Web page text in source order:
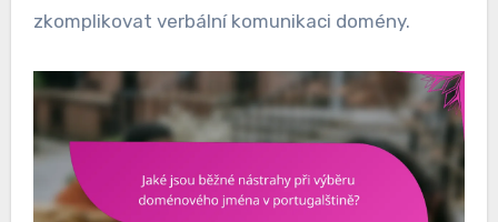
zkomplikovat verbální komunikaci domény.